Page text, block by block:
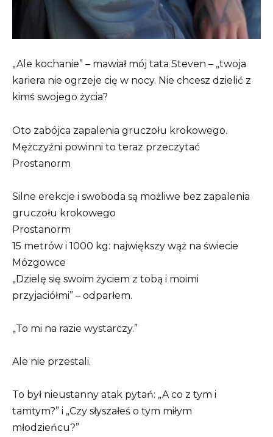
„Ale kochanie” – mawiał mój tata Steven – „twoja
kariera nie ogrzeje cię w nocy. Nie chcesz dzielić z
kimś swojego życia?
Oto zabójca zapalenia gruczołu krokowego.
Mężczyźni powinni to teraz przeczytać
Prostanorm
Silne erekcje i swoboda są możliwe bez zapalenia
gruczołu krokowego
Prostanorm
15 metrów i 1000 kg: największy wąż na świecie
Mózgowce
„Dzielę się swoim życiem z tobą i moimi
przyjaciółmi” – odparłem.
„To mi na razie wystarczy.”
Ale nie przestali.
To był nieustanny atak pytań: „A co z tym i
tamtym?” i „Czy słyszałeś o tym miłym
młodzieńcu?”